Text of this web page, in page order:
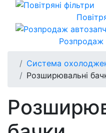
Розпродаж
Система
Розширювальні